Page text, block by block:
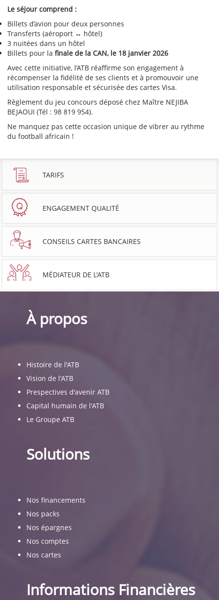
Le séjour comprend :
Billets d’avion pour deux personnes
Transferts (aéroport ↔ hôtel)
3 nuitées dans un hôtel
Billets pour la finale de la CAN, le 18 janvier 2026
Avec cette initiative, l’ATB réaffirme son engagement à
récompenser la fidélité de ses clients et à promouvoir une
utilisation responsable et sécurisée des cartes Visa.
Règlement du jeu concours déposé chez Maître NEJIBA
BEJAOUI (Tél : 98 819 954).
Ne manquez pas cette occasion unique de vibrer au rythme
du football africain !
TARIFS
ENGAGEMENT QUALITÉ
CONSEILS CARTES BANCAIRES
MÉDIATEUR DE L'ATB
À propos
Histoire de l'ATB
Vision de l'ATB
Prespectives d'avenir ATB
Capital humain de l'ATB
Le Groupe ATB
Solutions
Nos financements
Nos packs
Nos épargnes
Nos comptes
Nos cartes
Informations Financières